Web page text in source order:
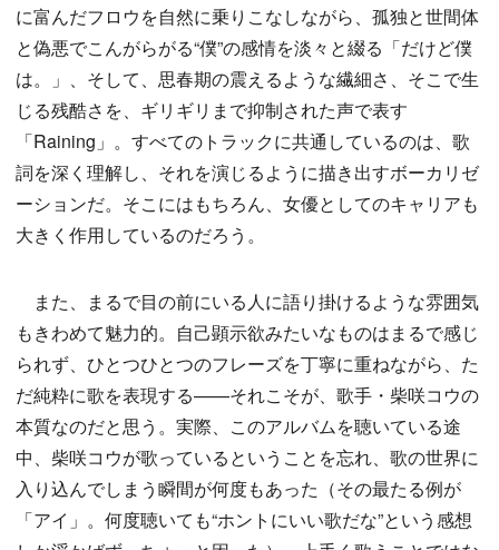
に富んだフロウを自然に乗りこなしながら、孤独と世間体
と偽悪でこんがらがる“僕”の感情を淡々と綴る「だけど僕
は。」、そして、思春期の震えるような繊細さ、そこで生
じる残酷さを、ギリギリまで抑制された声で表す
「Raining」。すべてのトラックに共通しているのは、歌
詞を深く理解し、それを演じるように描き出すボーカリゼ
ーションだ。そこにはもちろん、女優としてのキャリアも
大きく作用しているのだろう。
また、まるで目の前にいる人に語り掛けるような雰囲気
もきわめて魅力的。自己顕示欲みたいなものはまるで感じ
られず、ひとつひとつのフレーズを丁寧に重ねながら、た
だ純粋に歌を表現する——それこそが、歌手・柴咲コウの
本質なのだと思う。実際、このアルバムを聴いている途
中、柴咲コウが歌っているということを忘れ、歌の世界に
入り込んでしまう瞬間が何度もあった（その最たる例が
「アイ」。何度聴いても“ホントにいい歌だな”という感想